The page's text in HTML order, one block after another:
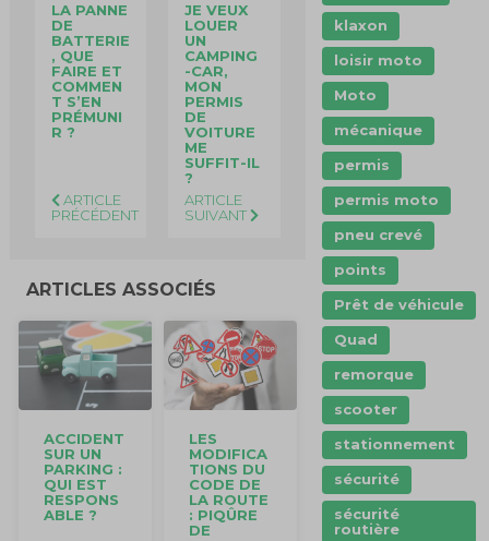
LA PANNE
DE
BATTERIE
, QUE
FAIRE ET
COMMEN
T S’EN
PRÉMUNI
R ?
ARTICLE
PRÉCÉDENT
JE VEUX
LOUER
UN
CAMPING
-CAR,
MON
PERMIS
DE
VOITURE
ME
SUFFIT-IL
?
ARTICLE
SUIVANT
ARTICLES ASSOCIÉS
ACCIDENT
SUR UN
PARKING :
QUI EST
RESPONS
ABLE ?
LES
MODIFICA
TIONS DU
CODE DE
LA ROUTE
: PIQÛRE
DE
klaxon
loisir moto
Moto
mécanique
permis
permis moto
pneu crevé
points
Prêt de véhicule
Quad
remorque
scooter
stationnement
sécurité
sécurité
routière